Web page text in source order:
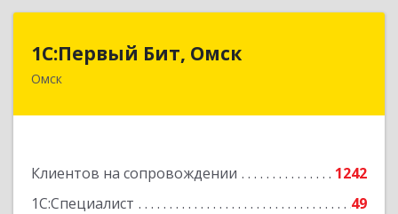
1С:Первый Бит, Омск
Омск
Клиентов на сопровождении
1242
1С:Специалист
49
644099, Омская обл, Омск г, Гагарина ул, дом №